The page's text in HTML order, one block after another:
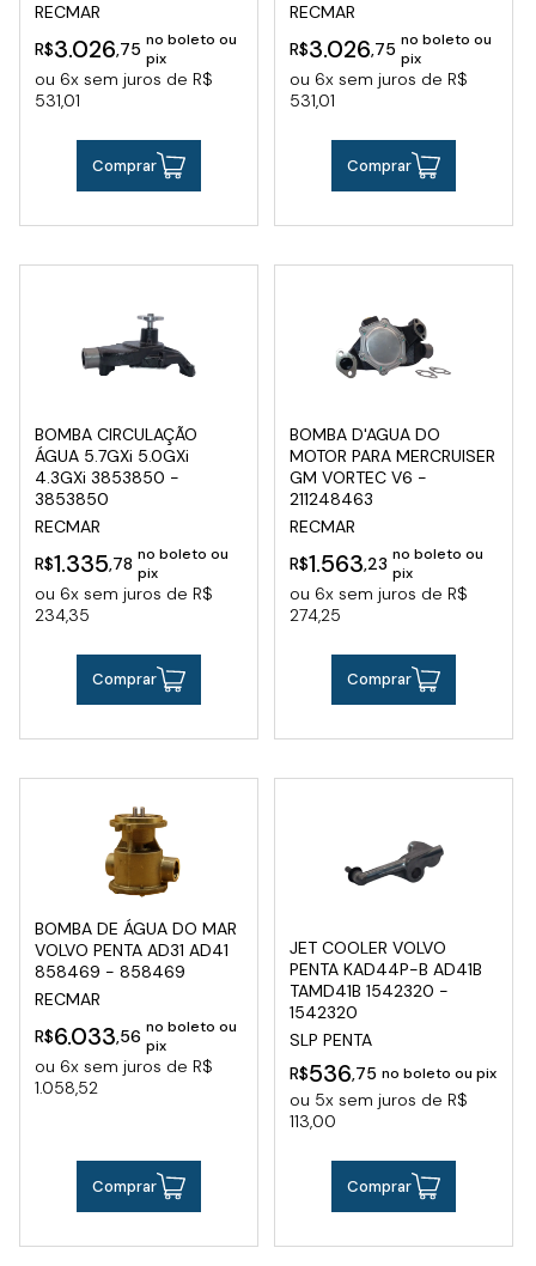
RECMAR
R$3.026,75 no boleto ou
pix
ou 6x sem juros de R$
531,01
Comprar
RECMAR
R$3.026,75 no boleto ou
pix
ou 6x sem juros de R$
531,01
Comprar
BOMBA CIRCULAÇÃO
ÁGUA 5.7GXi 5.0GXi
4.3GXi 3853850 -
3853850
RECMAR
R$1.335,78 no boleto ou
pix
ou 6x sem juros de R$
234,35
Comprar
BOMBA D'AGUA DO
MOTOR PARA MERCRUISER
GM VORTEC V6 -
211248463
RECMAR
R$1.563,23 no boleto ou
pix
ou 6x sem juros de R$
274,25
Comprar
BOMBA DE ÁGUA DO MAR
VOLVO PENTA AD31 AD41
858469 - 858469
RECMAR
R$6.033,56 no boleto ou
pix
ou 6x sem juros de R$
1.058,52
Comprar
JET COOLER VOLVO
PENTA KAD44P-B AD41B
TAMD41B 1542320 -
1542320
SLP PENTA
R$536,75 no boleto ou pix
ou 5x sem juros de R$
113,00
Comprar